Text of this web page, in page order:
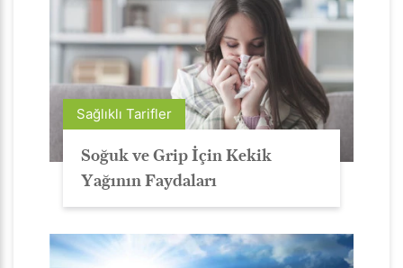
Sağlıklı Tarifler
Soğuk ve Grip İçin Kekik
Yağının Faydaları